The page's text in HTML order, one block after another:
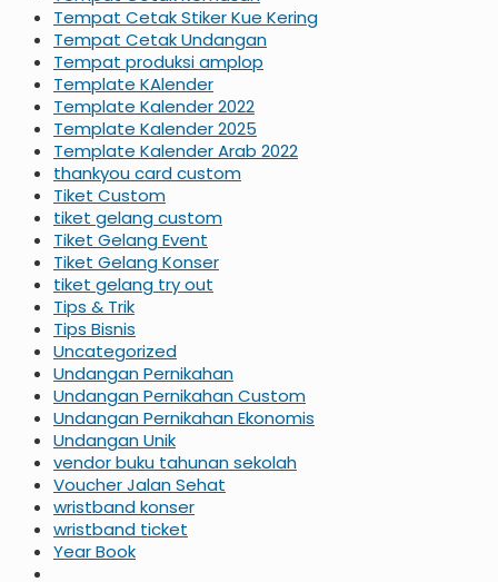
Tempat Cetak Stiker Kue Kering
Tempat Cetak Undangan
Tempat produksi amplop
Template KAlender
Template Kalender 2022
Template Kalender 2025
Template Kalender Arab 2022
thankyou card custom
Tiket Custom
tiket gelang custom
Tiket Gelang Event
Tiket Gelang Konser
tiket gelang try out
Tips & Trik
Tips Bisnis
Uncategorized
Undangan Pernikahan
Undangan Pernikahan Custom
Undangan Pernikahan Ekonomis
Undangan Unik
vendor buku tahunan sekolah
Voucher Jalan Sehat
wristband konser
wristband ticket
Year Book